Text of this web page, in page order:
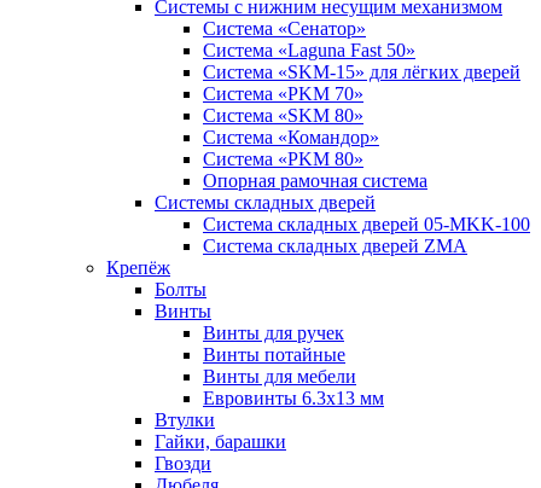
Системы с нижним несущим механизмом
Система «Сенатор»
Система «Laguna Fast 50»
Система «SKM-15» для лёгких дверей
Система «PKM 70»
Система «SKM 80»
Система «Командор»
Система «PKM 80»
Опорная рамочная система
Системы складных дверей
Система складных дверей 05-MKK-100
Система складных дверей ZMA
Крепёж
Болты
Винты
Винты для ручек
Винты потайные
Винты для мебели
Евровинты 6.3х13 мм
Втулки
Гайки, барашки
Гвозди